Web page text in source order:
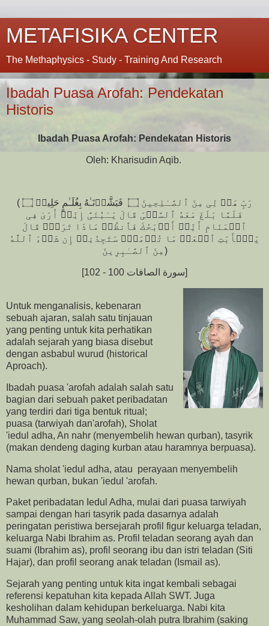
METAFISIKA CENTER
The Methaphysics - Study - Training And Research
Ibadah Puasa Arofah: Pendekatan
Historis
Ibadah Puasa Arofah: Pendekatan Historis
Oleh: Kharisudin Aqib.
(رَبِّ هَبۡ لِی مِنَ ٱلصَّـٰلِحِینَ ۝ فَبَشَّرۡنَـٰهُ بِغُلَـٰمٍ حَلِیمࣲ ۝
فَلَمَّا بَلَغَ مَعَهُ ٱلسَّعۡیَ قَالَ یَـٰبُنَیَّ إِنِّیۤ أَرَىٰ فِی
ٱلۡمَنَامِ أَنِّیۤ أَذۡبَحُكَ فَٱنظُرۡ مَاذَا تَرَىٰۚ قَالَ
یَـٰۤأَبَتِ ٱفۡعَلۡ مَا تُؤۡمَرُۖ سَتَجِدُنِیۤ إِن شَاۤءَ ٱللَّهُ
مِنَ ٱلصَّـٰبِرِینَ)
[سورة الصافات 100 - 102]
Untuk menganalisis, kebenaran
sebuah ajaran, salah satu tinjauan
yang penting untuk kita perhatikan
adalah sejarah yang biasa disebut
dengan asbabul wurud (historical
Aproach).
Ibadah puasa 'arofah adalah salah satu
bagian dari sebuah paket peribadatan
yang terdiri dari tiga bentuk ritual;
puasa (tarwiyah dan'arofah), Sholat
'iedul adha, An nahr (menyembelih hewan qurban), tasyrik
(makan dendeng daging kurban atau haramnya berpuasa).
Nama sholat 'iedul adha, atau perayaan menyembelih
hewan qurban, bukan 'iedul 'arofah.
Paket peribadatan Iedul Adha, mulai dari puasa tarwiyah
sampai dengan hari tasyrik pada dasarnya adalah
peringatan peristiwa bersejarah profil figur keluarga teladan,
keluarga Nabi Ibrahim as. Profil teladan seorang ayah dan
suami (Ibrahim as), profil seorang ibu dan istri teladan (Siti
Hajar), dan profil seorang anak teladan (Ismail as).
Sejarah yang penting untuk kita ingat kembali sebagai
referensi kepatuhan kita kepada Allah SWT. Juga
kesholihan dalam kehidupan berkeluarga. Nabi kita
Muhammad Saw, yang seolah-olah putra Ibrahim (saking